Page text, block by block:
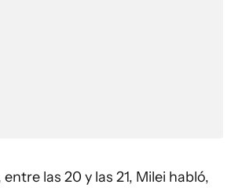
las 20 y las 21, Milei habló,